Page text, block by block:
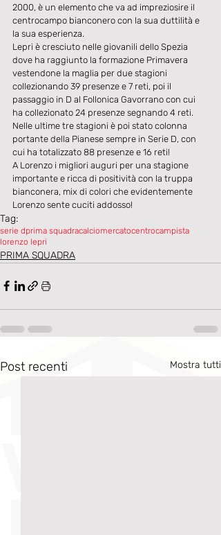
2000, è un elemento che va ad impreziosire il
centrocampo bianconero con la sua duttilità e
la sua esperienza.
Lepri è cresciuto nelle giovanili dello Spezia
dove ha raggiunto la formazione Primavera
vestendone la maglia per due stagioni
collezionando 39 presenze e 7 reti, poi il
passaggio in D al Follonica Gavorrano con cui
ha collezionato 24 presenze segnando 4 reti.
Nelle ultime tre stagioni è poi stato colonna
portante della Pianese sempre in Serie D, con
cui ha totalizzato 88 presenze e 16 reti!
A Lorenzo i migliori auguri per una stagione
importante e ricca di positività con la truppa
bianconera, mix di colori che evidentemente
Lorenzo sente cuciti addosso!
Tag:
serie dprima squadracalciomercatocentrocampista
lorenzo lepri
PRIMA SQUADRA
Post recenti Mostra tutti